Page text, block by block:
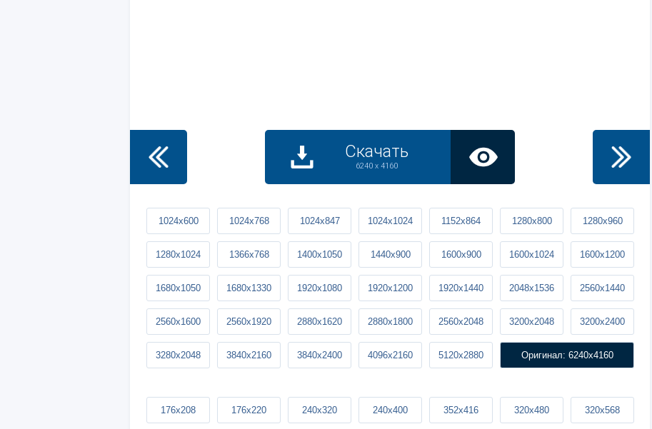
Скачать
6240 x 4160
1024x600 1024x768 1024x847 1024x1024 1152x864 1280x800 1280x960
1280x1024 1366x768 1400x1050 1440x900 1600x900 1600x1024 1600x1200
1680x1050 1680x1330 1920x1080 1920x1200 1920x1440 2048x1536 2560x1440
2560x1600 2560x1920 2880x1620 2880x1800 2560x2048 3200x2048 3200x2400
3280x2048 3840x2160 3840x2400 4096x2160 5120x2880 Оригинал: 6240x4160
176x208 176x220 240x320 240x400 352x416 320x480 320x568